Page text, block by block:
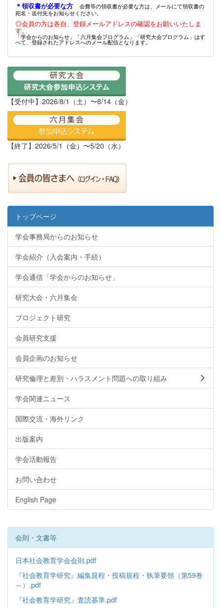
＊領収書が必要な方
会費等の領収書が必要な方は、メールにて領収書の
宛名・送付先をお知らせください。
◎会員の方は各自、登録メールアドレスの確認をお願いいたしま
す。
「学会からのお知らせ」「六月集会プログラム」「研究大会プログラム」はす
べて、登録されたアドレスへのメール配信となります。
【受付中】2026/8/1（土）〜8/14（金）
【終了】2026/5/1（金）〜5/20（水）
トップページ
学会事務局からのお知らせ
学会紹介（入会案内・手続）
学会通信「学会からのお知らせ」
研究大会・六月集会
プロジェクト研究
会員研究支援
会員企画のお知らせ
研究倫理と差別・ハラスメント問題への取り組み
学会関連ニュース
国際交流・海外リンク
出版案内
学会活動報告
お問い合わせ
English Page
会則・文書等
日本社会教育学会会則.pdf
『社会教育学研究』編集規程・投稿規程・執筆要領（第59巻
～）.pdf
『社会教育学研究』査読基準.pdf